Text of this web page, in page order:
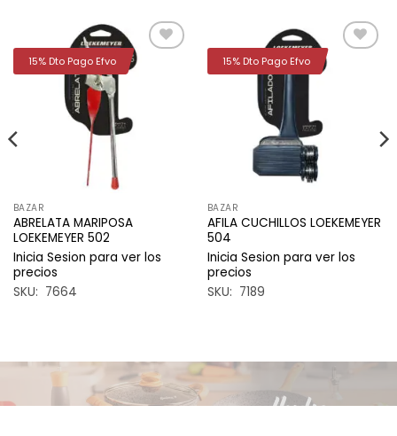
BAZAR
ABRELATA MARIPOSA
LOEKEMEYER 502
Inicia Sesion para ver los
precios
SKU: 7664
15% Dto Pago Efvo
BAZAR
AFILA CUCHILLOS LOEKEMEYER
504
Inicia Sesion para ver los
precios
SKU: 7189
15% Dto Pago Efvo